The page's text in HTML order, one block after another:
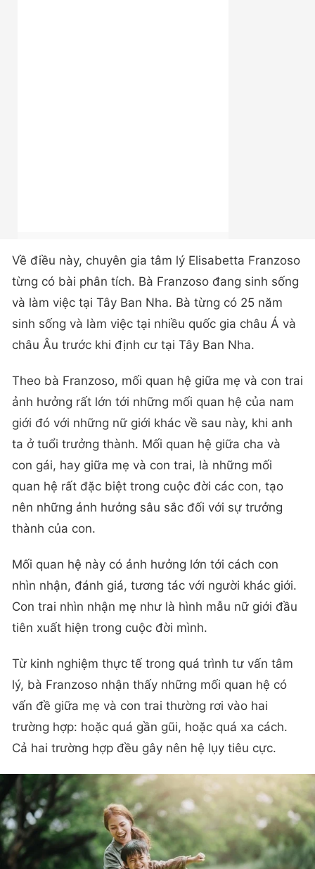
Về điều này, chuyên gia tâm lý Elisabetta Franzoso
từng có bài phân tích. Bà Franzoso đang sinh sống
và làm việc tại Tây Ban Nha. Bà từng có 25 năm
sinh sống và làm việc tại nhiều quốc gia châu Á và
châu Âu trước khi định cư tại Tây Ban Nha.
Theo bà Franzoso, mối quan hệ giữa mẹ và con trai
ảnh hưởng rất lớn tới những mối quan hệ của nam
giới đó với những nữ giới khác về sau này, khi anh
ta ở tuổi trưởng thành. Mối quan hệ giữa cha và
con gái, hay giữa mẹ và con trai, là những mối
quan hệ rất đặc biệt trong cuộc đời các con, tạo
nên những ảnh hưởng sâu sắc đối với sự trưởng
thành của con.
Mối quan hệ này có ảnh hưởng lớn tới cách con
nhìn nhận, đánh giá, tương tác với người khác giới.
Con trai nhìn nhận mẹ như là hình mẫu nữ giới đầu
tiên xuất hiện trong cuộc đời mình.
Từ kinh nghiệm thực tế trong quá trình tư vấn tâm
lý, bà Franzoso nhận thấy những mối quan hệ có
vấn đề giữa mẹ và con trai thường rơi vào hai
trường hợp: hoặc quá gần gũi, hoặc quá xa cách.
Cả hai trường hợp đều gây nên hệ lụy tiêu cực.